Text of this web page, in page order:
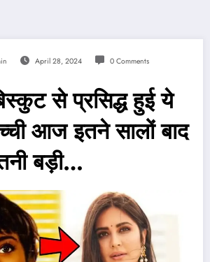
April 28, 2024 0 Comments
से प्रसिद्ध हुई ये
आज इतने सालों बाद
बड़ी…